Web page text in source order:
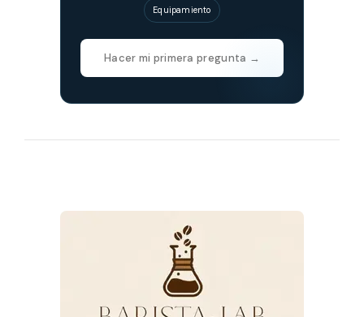
Equipamiento
Hacer mi primera pregunta →